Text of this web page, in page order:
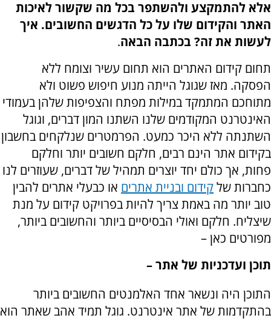
אלא להתמקצע ולהשתפר בכל מה שקשור לאיכות
האתר והקידום שלו על כל הדגשים החשובים. איך
לעשות את זה? בכתבה הבאה.
תחום קידום האתרים הוא תחום עשיר וצומח ללא
הפסקה. מאז שגוגל הייתה מנוע חיפוש פשוט ולא
מתוחכם המתמקד במילות מפתח והצפיפות שלהן בעמודי
האינטרנט המקודמים שלנו השתנו המון דברים, וגוגל
השתנתה ללא היכר כמעט. הפרמטרים שנלקחים בחשבון
בקידום אתר הינם רבים, חלקם חשובים יותר וחלקם
פחות, אך כולם יחד יוצרים תמהיל של דברים, שעוזרים לנו
כחברות שלקידום ובניית אתרים או כבעלי אתרים להבין
טוב יותר מה באמת צריך להיות בפרויקט קידום על מנת
שיצליח. חלקם ואולי הבסיסיים ביותר והחשובים ביותר,
מפורטים כאן –
תוכן ועדכניות של אתר –
התוכן היה ונשאר אחד האלמנטים החשובים ביותר
בהתקדמות של אתר אינטרנט. גוגל תמיד אהב שאתר הוא